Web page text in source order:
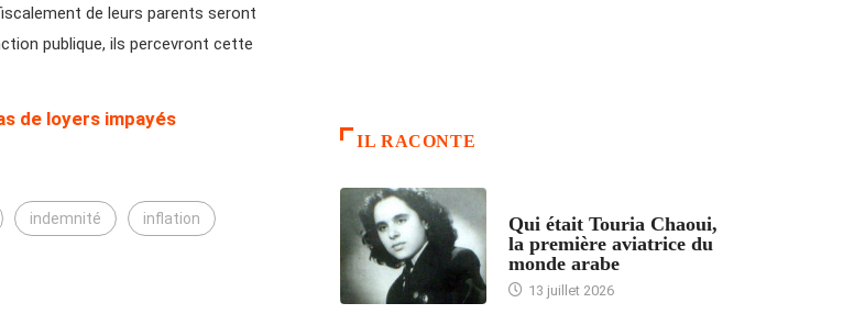
de leurs parents seront
publique, ils percevront cette
de loyers impayés
indemnité inflation
IL RACONTE
Qui était Touria Chaoui,
la première aviatrice du
monde arabe
13 juillet 2026